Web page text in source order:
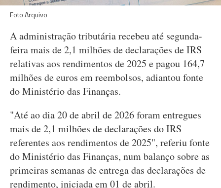
Foto Arquivo
A administração tributária recebeu até segunda-
feira mais de 2,1 milhões de declarações de IRS
relativas aos rendimentos de 2025 e pagou 164,7
milhões de euros em reembolsos, adiantou fonte
do Ministério das Finanças.
"Até ao dia 20 de abril de 2026 foram entregues
mais de 2,1 milhões de declarações do IRS
referentes aos rendimentos de 2025", referiu fonte
do Ministério das Finanças, num balanço sobre as
primeiras semanas de entrega das declarações de
rendimento, iniciada em 01 de abril.